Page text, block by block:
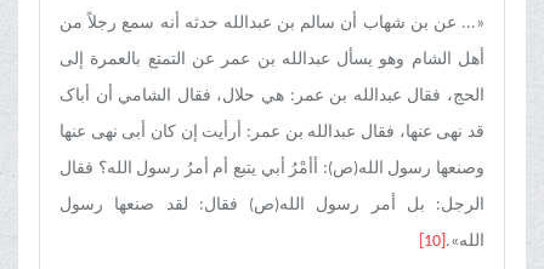
«... عن بن شهاب أن سالم بن عبدالله حدثه أنه سمع رجلاً من
أهل الشام وهو یسأل عبدالله بن عمر عن التمتع بالعمرة إلی
الحج، فقال عبدالله بن عمر: هي حلال، فقال الشامي أن أباک
قد نهی عنها، فقال عبدالله بن عمر: أرأیت إن کان أبی نهی عنها
وصنعها رسول الله(ص): أأمْرُ أبي یتبع أم أمرُ رسول الله؟ فقال
الرجل: بل أمر رسول الله(ص) فقال: لقد صنعها رسول
الله». [10]